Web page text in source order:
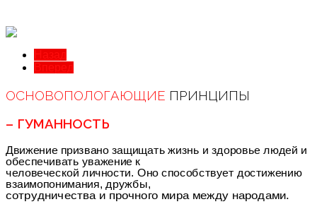
ОСНОВОПОЛОГАЮЩИЕ ПРИНЦИПЫ
– ГУМАННОСТЬ
Движение призвано защищать жизнь и здоровье людей и
обеспечивать уважение к
человеческой личности. Оно способствует достижению
взаимопонимания, дружбы,
сотрудничества и прочного мира между народами.